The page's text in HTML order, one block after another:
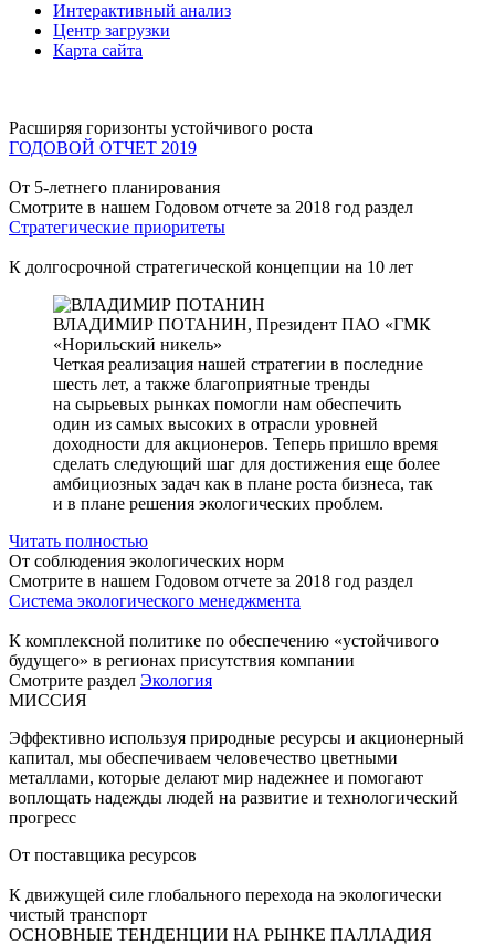
Интерактивный анализ
Центр загрузки
Карта сайта
Расширяя горизонты устойчивого роста
ГОДОВОЙ ОТЧЕТ 2019
От 5-летнего планирования
Смотрите в нашем Годовом отчете за 2018 год раздел
Стратегические приоритеты
К долгосрочной стратегической концепции на 10 лет
ВЛАДИМИР ПОТАНИН, Президент ПАО «ГМК
«Норильский никель»
Четкая реализация нашей стратегии в последние
шесть лет, а также благоприятные тренды
на сырьевых рынках помогли нам обеспечить
один из самых высоких в отрасли уровней
доходности для акционеров. Теперь пришло время
сделать следующий шаг для достижения еще более
амбициозных задач как в плане роста бизнеса, так
и в плане решения экологических проблем.
Читать полностью
От соблюдения экологических норм
Смотрите в нашем Годовом отчете за 2018 год раздел
Система экологического менеджмента
К комплексной политике по обеспечению «устойчивого
будущего» в регионах присутствия компании
Смотрите раздел Экология
МИССИЯ
Эффективно используя природные ресурсы и акционерный
капитал, мы обеспечиваем человечество цветными
металлами, которые делают мир надежнее и помогают
воплощать надежды людей на развитие и технологический
прогресс
От поставщика ресурсов
К движущей силе глобального перехода на экологически
чистый транспорт
ОСНОВНЫЕ ТЕНДЕНЦИИ НА РЫНКЕ ПАЛЛАДИЯ